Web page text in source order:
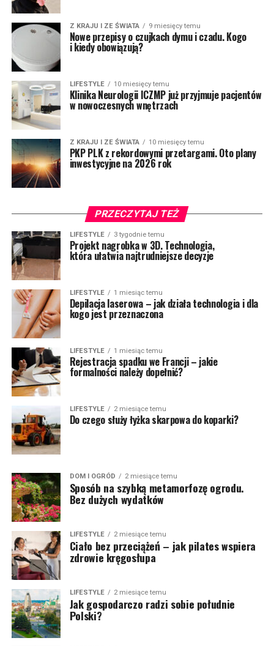
Z KRAJU I ZE ŚWIATA 9 miesięcy temu
Nowe przepisy o czujkach dymu i czadu. Kogo
i kiedy obowiązują?
LIFESTYLE 10 miesięcy temu
Klinika Neurologii ICZMP już przyjmuje pacjentów
w nowoczesnych wnętrzach
Z KRAJU I ZE ŚWIATA 10 miesięcy temu
PKP PLK z rekordowymi przetargami. Oto plany
inwestycyjne na 2026 rok
PRZECZYTAJ TEŻ
LIFESTYLE 3 tygodnie temu
Projekt nagrobka w 3D. Technologia,
która ułatwia najtrudniejsze decyzje
LIFESTYLE 1 miesiąc temu
Depilacja laserowa – jak działa technologia i dla
kogo jest przeznaczona
LIFESTYLE 1 miesiąc temu
Rejestracja spadku we Francji – jakie
formalności należy dopełnić?
LIFESTYLE 2 miesiące temu
Do czego służy łyżka skarpowa do koparki?
DOM I OGRÓD 2 miesiące temu
Sposób na szybką metamorfozę ogrodu.
Bez dużych wydatków
LIFESTYLE 2 miesiące temu
Ciało bez przeciążeń – jak pilates wspiera
zdrowie kręgosłupa
LIFESTYLE 2 miesiące temu
Jak gospodarczo radzi sobie południe
Polski?